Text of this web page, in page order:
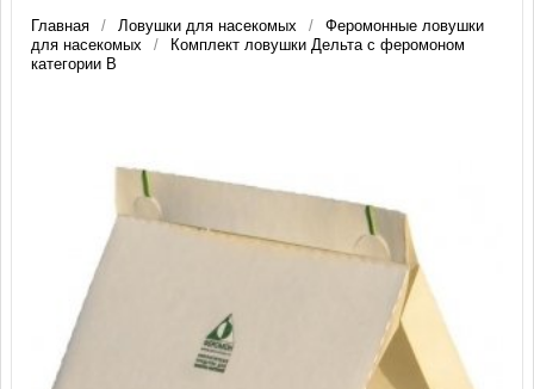
Главная Ловушки для насекомых
Феромонные ловушки
для насекомых
Комплект ловушки Дельта с феромоном
категории B